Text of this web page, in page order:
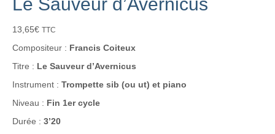
Le Sauveur d’Avernicus
13,65€ TTC
Compositeur : Francis Coiteux
Titre : Le Sauveur d’Avernicus
Instrument : Trompette sib (ou ut) et piano
Niveau : Fin 1er cycle
Durée : 3’20